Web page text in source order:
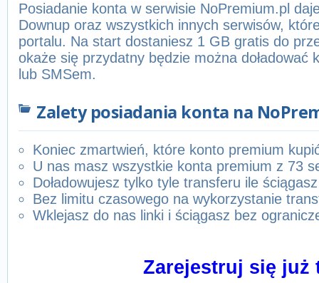
Posiadanie konta w serwisie NoPremium.pl
Downup oraz wszystkich innych serwisów,
portalu. Na start dostaniesz 1 GB gratis do
okaże się przydatny będzie można doładować
lub SMSem.
Zalety posiadania konta na
Koniec zmartwień, które konto premium
U nas masz wszystkie konta premium z 73
Doładowujesz tylko tyle transferu ile ściągasz
Bez limitu czasowego na wykorzystanie
Wklejasz do nas linki i ściągasz bez
Zarejestruj się już